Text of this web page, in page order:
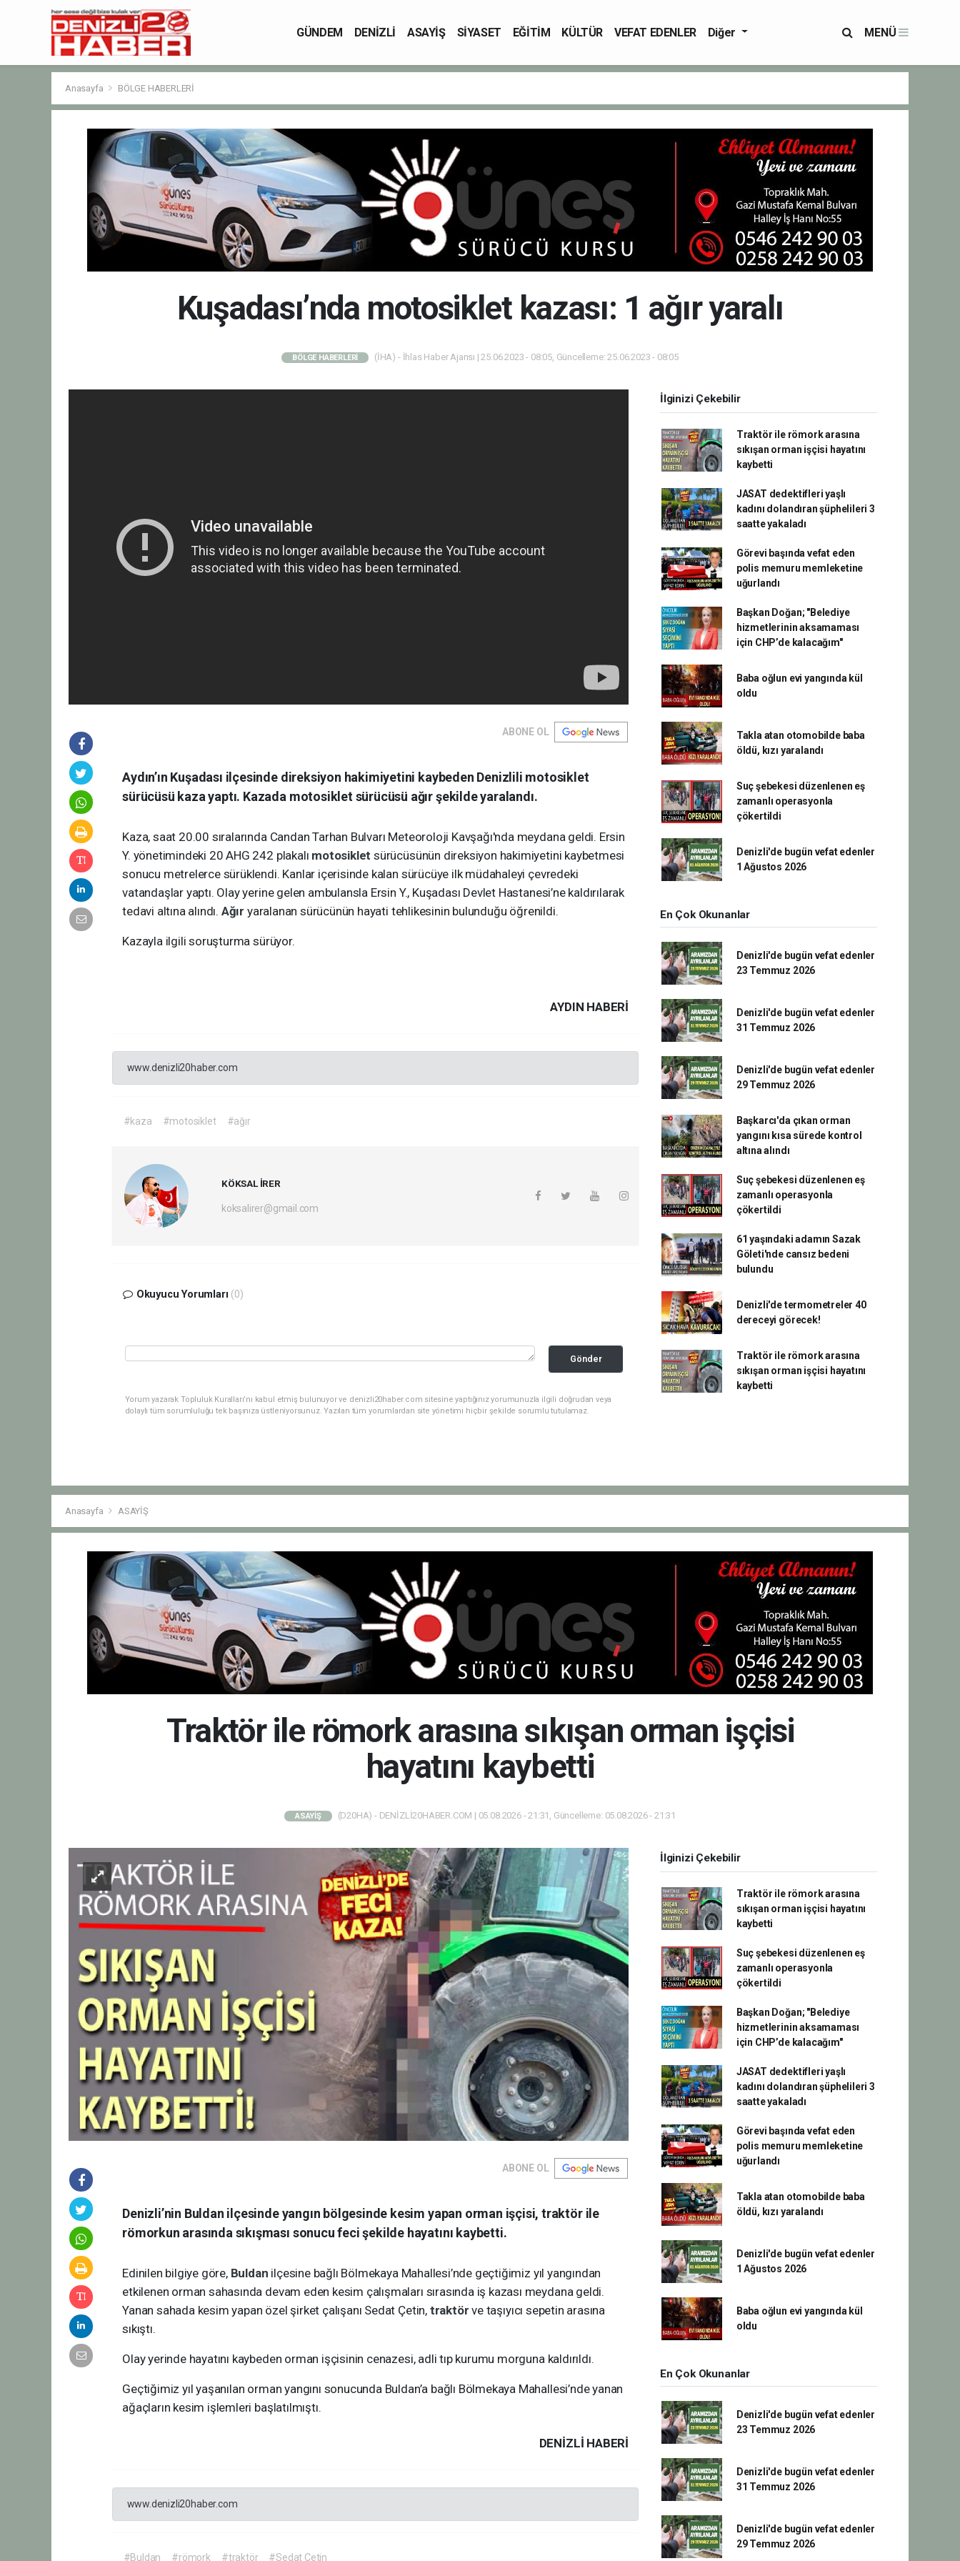
GÜNDEM DENİZLİ ASAYİŞ SİYASET EĞİTİM KÜLTÜR VEFAT EDENLER Diğer MENÜ
Anasayfa BÖLGE HABERLERİ
Kuşadası’nda motosiklet kazası: 1 ağır yaralı
BÖLGE HABERLERİ (İHA) - İhlas Haber Ajansı | 25.06.2023 - 08:05, Güncelleme: 25.06.2023 - 08:05
ABONE OL
Aydın’ın Kuşadası ilçesinde direksiyon hakimiyetini kaybeden Denizlili motosiklet
sürücüsü kaza yaptı. Kazada motosiklet sürücüsü ağır şekilde yaralandı.
Kaza, saat 20.00 sıralarında Candan Tarhan Bulvarı Meteoroloji Kavşağı'nda meydana geldi. Ersin
Y. yönetimindeki 20 AHG 242 plakalı motosikletsürücüsünün direksiyon hakimiyetini kaybetmesi
sonucu metrelerce sürüklendi. Kanlar içerisinde kalan sürücüye ilk müdahaleyi çevredeki
vatandaşlar yaptı. Olay yerine gelen ambulansla Ersin Y., Kuşadası Devlet Hastanesi’ne kaldırılarak
tedavi altına alındı. Ağır yaralanan sürücünün hayati tehlikesinin bulunduğu öğrenildi.
Kazayla ilgili soruşturma sürüyor.
AYDIN HABERİ
www.denizli20haber.com
#kaza #motosiklet #ağır
KÖKSAL İRER
koksalirer@gmail.com
Okuyucu Yorumları (0)
Gönder
Yorum yazarak Topluluk Kuralları’nı kabul etmiş bulunuyor ve denizli20haber.com sitesine yaptığınız yorumunuzla ilgili doğrudan veya
dolaylı tüm sorumluluğu tek başınıza üstleniyorsunuz. Yazılan tüm yorumlardan site yönetimi hiçbir şekilde sorumlu tutulamaz.
İlginizi Çekebilir
Traktör ile römork arasına
sıkışan orman işçisi hayatını
kaybetti
JASAT dedektifleri yaşlı
kadını dolandıran şüphelileri 3
saatte yakaladı
Görevi başında vefat eden
polis memuru memleketine
uğurlandı
Başkan Doğan; "Belediye
hizmetlerinin aksamaması
için CHP’de kalacağım"
Baba oğlun evi yangında kül
oldu
Takla atan otomobilde baba
öldü, kızı yaralandı
Suç şebekesi düzenlenen eş
zamanlı operasyonla
çökertildi
Denizli'de bugün vefat edenler
1 Ağustos 2026
En Çok Okunanlar
Denizli'de bugün vefat edenler
23 Temmuz 2026
Denizli'de bugün vefat edenler
31 Temmuz 2026
Denizli'de bugün vefat edenler
29 Temmuz 2026
Başkarcı'da çıkan orman
yangını kısa sürede kontrol
altına alındı
Suç şebekesi düzenlenen eş
zamanlı operasyonla
çökertildi
61 yaşındaki adamın Sazak
Göleti'nde cansız bedeni
bulundu
Denizli'de termometreler 40
dereceyi görecek!
Traktör ile römork arasına
sıkışan orman işçisi hayatını
kaybetti
Anasayfa ASAYİŞ
Traktör ile römork arasına sıkışan orman işçisi
hayatını kaybetti
ASAYİŞ (D20HA) - DENİZLİ20HABER.COM | 05.08.2026 - 21:31, Güncelleme: 05.08.2026 - 21:31
ABONE OL
Denizli’nin Buldan ilçesinde yangın bölgesinde kesim yapan orman işçisi, traktör ile
römorkun arasında sıkışması sonucu feci şekilde hayatını kaybetti.
Edinilen bilgiye göre, Buldan ilçesine bağlı Bölmekaya Mahallesi’nde geçtiğimiz yıl yangından
etkilenen orman sahasında devam eden kesim çalışmaları sırasında iş kazası meydana geldi.
Yanan sahada kesim yapan özel şirket çalışanı Sedat Çetin, traktörve taşıyıcı sepetin arasına
sıkıştı.
Olay yerinde hayatını kaybeden orman işçisinin cenazesi, adli tıp kurumu morguna kaldırıldı.
Geçtiğimiz yıl yaşanılan orman yangını sonucunda Buldan’a bağlı Bölmekaya Mahallesi’nde yanan
ağaçların kesim işlemleri başlatılmıştı.
DENIZLI HABERİ
www.denizli20haber.com
#Buldan #römork #traktör #Sedat Çetin
İlginizi Çekebilir
Traktör ile römork arasına
sıkışan orman işçisi hayatını
kaybetti
Suç şebekesi düzenlenen eş
zamanlı operasyonla
çökertildi
Başkan Doğan; "Belediye
hizmetlerinin aksamaması
için CHP’de kalacağım"
JASAT dedektifleri yaşlı
kadını dolandıran şüphelileri 3
saatte yakaladı
Görevi başında vefat eden
polis memuru memleketine
uğurlandı
Takla atan otomobilde baba
öldü, kızı yaralandı
Denizli'de bugün vefat edenler
1 Ağustos 2026
Baba oğlun evi yangında kül
oldu
En Çok Okunanlar
Denizli'de bugün vefat edenler
23 Temmuz 2026
Denizli'de bugün vefat edenler
31 Temmuz 2026
Denizli'de bugün vefat edenler
29 Temmuz 2026